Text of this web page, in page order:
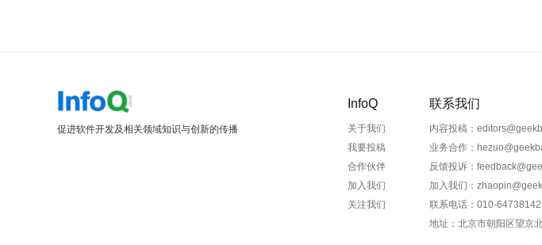
促进软件开发及相关领域知识与创新的传播
InfoQ
关于我们
我要投稿
合作伙伴
加入我们
关注我们
联系我们
内容投稿：
业务合作：
反馈投诉：
加入我们：
联系电话：010-64738142
地址：北京市朝阳区望京